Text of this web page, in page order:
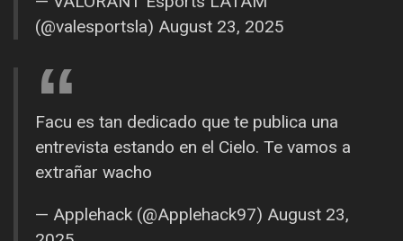
(@valesportsla) August 23, 2025
Facu es tan dedicado que te publica una
entrevista estando en el Cielo. Te vamos a
extrañar wacho
— Applehack (@Applehack97) August 23,